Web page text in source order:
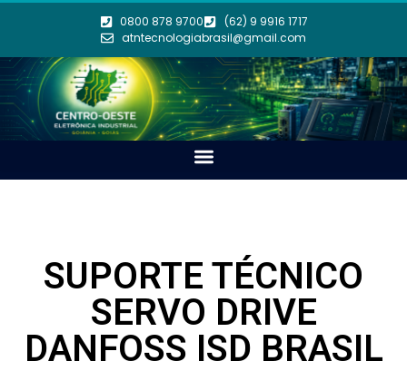
0800 878 9700
(62) 9 9916 1717
atntecnologiabrasil@gmail.com
SUPORTE TÉCNICO
SERVO DRIVE
DANFOSS ISD BRASIL